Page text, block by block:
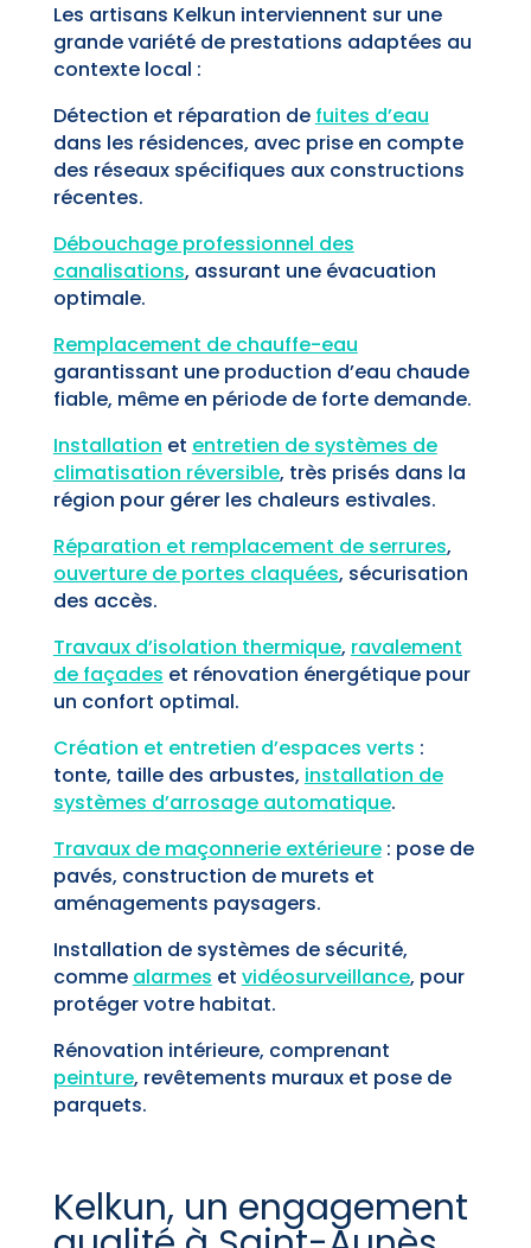
Les artisans Kelkun interviennent sur une
grande variété de prestations adaptées au
contexte local :
Détection et réparation de fuites d’eau
dans les résidences, avec prise en compte
des réseaux spécifiques aux constructions
récentes.
Débouchage professionnel des
canalisations, assurant une évacuation
optimale.
Remplacement de chauffe-eau
garantissant une production d’eau chaude
fiable, même en période de forte demande.
Installation et entretien de systèmes de
climatisation réversible, très prisés dans la
région pour gérer les chaleurs estivales.
Réparation et remplacement de serrures,
ouverture de portes claquées, sécurisation
des accès.
Travaux d’isolation thermique, ravalement
de façades et rénovation énergétique pour
un confort optimal.
Création et entretien d’espaces verts :
tonte, taille des arbustes, installation de
systèmes d’arrosage automatique.
Travaux de maçonnerie extérieure: pose de
pavés, construction de murets et
aménagements paysagers.
Installation de systèmes de sécurité,
comme alarmes et vidéosurveillance, pour
protéger votre habitat.
Rénovation intérieure, comprenant
peinture, revêtements muraux et pose de
parquets.
Kelkun, un engagement